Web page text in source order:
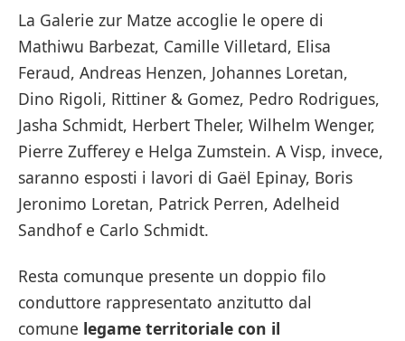
La Galerie zur Matze accoglie le opere di
Mathiwu Barbezat, Camille Villetard, Elisa
Feraud, Andreas Henzen, Johannes Loretan,
Dino Rigoli, Rittiner & Gomez, Pedro Rodrigues,
Jasha Schmidt, Herbert Theler, Wilhelm Wenger,
Pierre Zufferey e Helga Zumstein. A Visp, invece,
saranno esposti i lavori di Gaël Epinay, Boris
Jeronimo Loretan, Patrick Perren, Adelheid
Sandhof e Carlo Schmidt.
Resta comunque presente un doppio filo
conduttore rappresentato anzitutto dal
comune legame territoriale con il